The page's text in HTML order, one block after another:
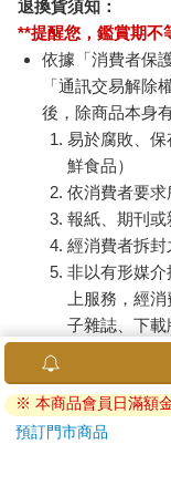
退換貨須知：
**提醒您，鑑賞期不
依據「消費者保
「通訊交易解除
後，除商品本身
易於腐敗、
鮮食品）
依消費者要求
報紙、期刊或
經消費者拆封
非以有形媒
上服務，經
子雜誌、下載
已拆封之個
若非上列種類商
日）。
※ 本商品會員日滿額
預訂門市商品